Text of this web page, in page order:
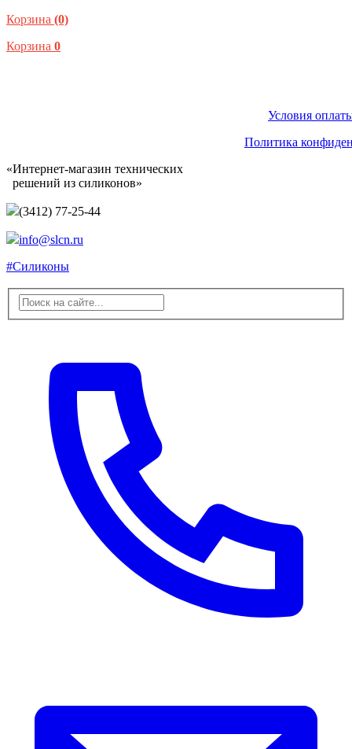
Корзина (0)
Корзина 0
Условия
Политика
«Интернет-магазин технических
решений из силиконов»
(3412) 77-25-44
info@slcn.ru
#Силиконы